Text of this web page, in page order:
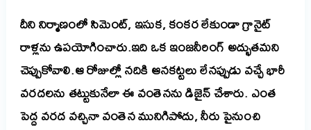
దీని నిర్మాణంలో సిమెంట్, ఇసుక, కంకర లేకుండా గ్రానైట్
రాళ్లను ఉపయోగించారు.ఇది ఒక ఇంజనీరింగ్ అద్భుతమని
చెప్పుకోవాలి.ఆ రోజుల్లో నదికి ఆనకట్టలు లేనప్పుడు వచ్చే భారీ
వరదలను తట్టుకునేలా ఈ వంతెనను డిజైన్ చేశారు. ఎంత
పెద్ద వరద వచ్చినా వంతెన మునిగిపోదు, నీరు పైనుంచి